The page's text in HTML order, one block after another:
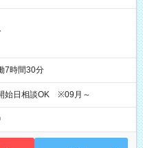
7時間30分
始日相談OK ※09月～